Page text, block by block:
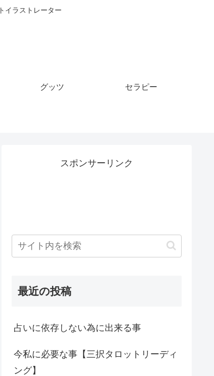
イラストレーター
グッツ セラピー
スポンサーリンク
最近の投稿
占いに依存しない為に出来る事
今私に必要な事【三択タロットリーディ
ング】